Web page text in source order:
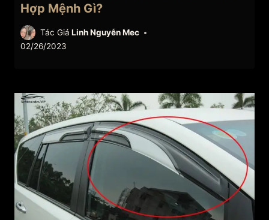
Hợp Mệnh Gì?
Tác Giả Linh Nguyễn Mec
02/26/2023